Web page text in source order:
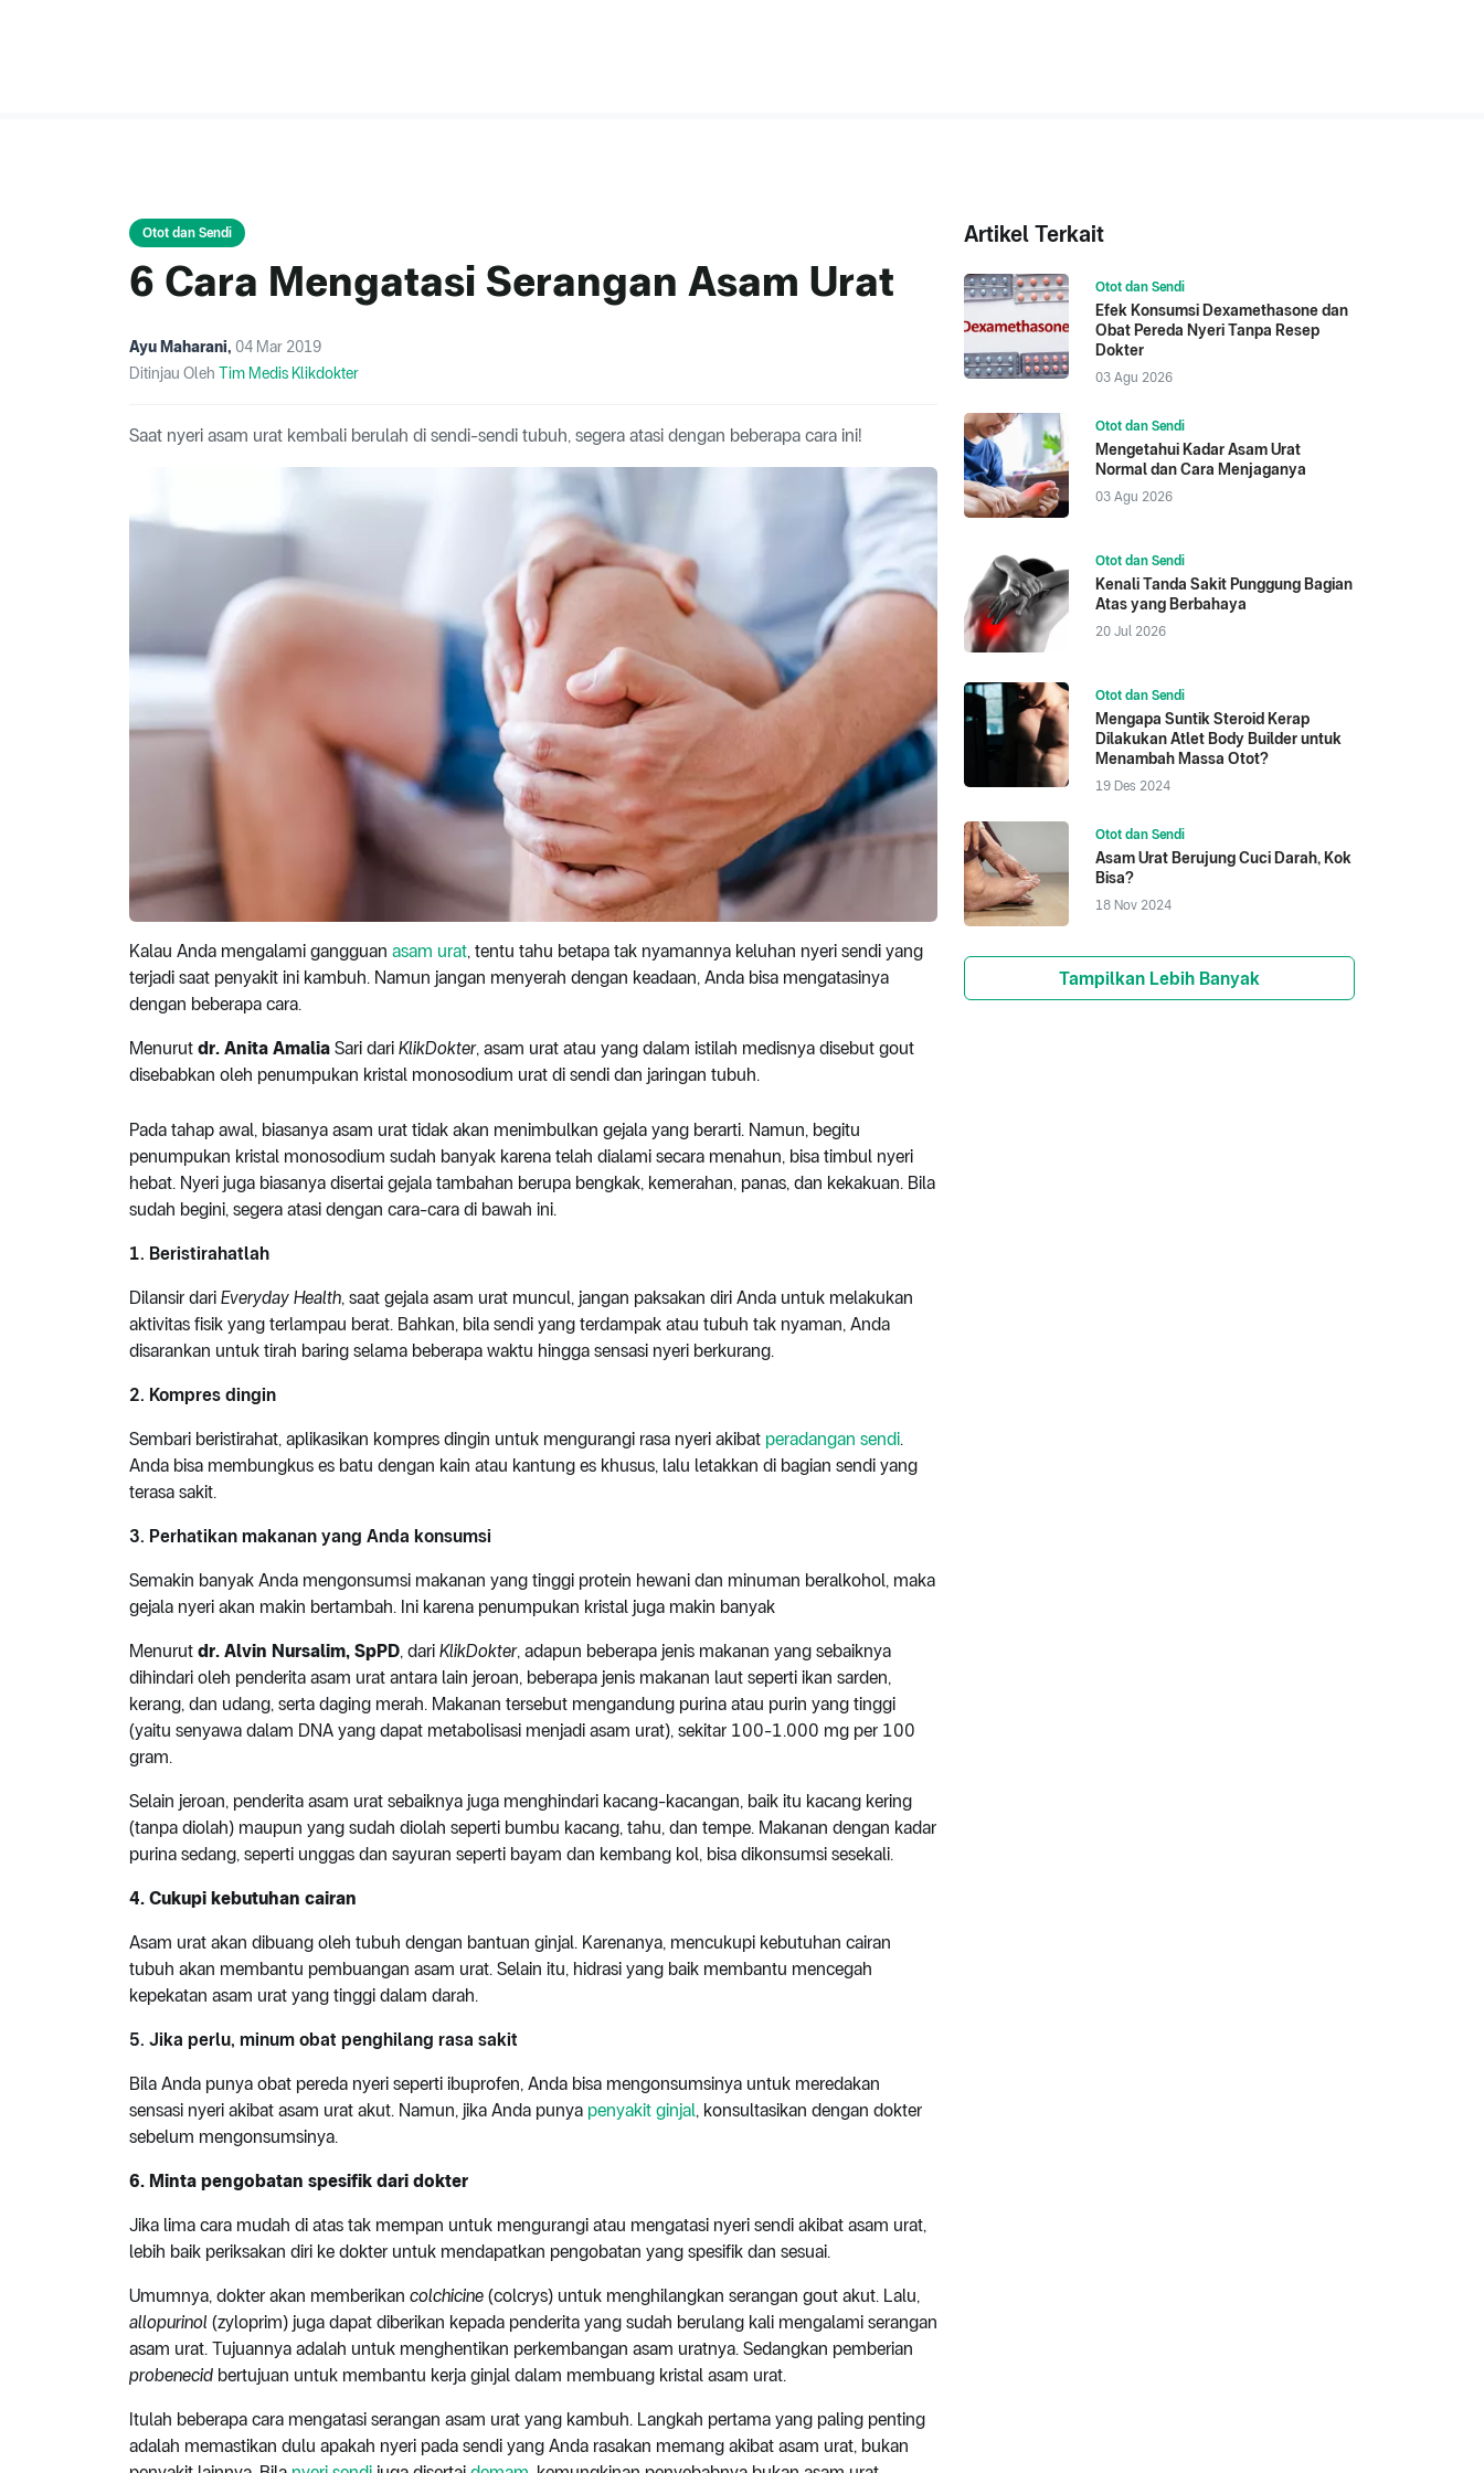
Otot dan Sendi
6 Cara Mengatasi Serangan Asam Urat
Ayu Maharani, 04 Mar 2019
Ditinjau Oleh Tim Medis Klikdokter
Saat nyeri asam urat kembali berulah di sendi-sendi tubuh, segera atasi dengan beberapa cara ini!
Kalau Anda mengalami gangguan asam urat, tentu tahu betapa tak nyamannya keluhan nyeri sendi yang
terjadi saat penyakit ini kambuh. Namun jangan menyerah dengan keadaan, Anda bisa mengatasinya
dengan beberapa cara.
Menurut dr. Anita Amalia Sari dari KlikDokter, asam urat atau yang dalam istilah medisnya disebut gout
disebabkan oleh penumpukan kristal monosodium urat di sendi dan jaringan tubuh.
Pada tahap awal, biasanya asam urat tidak akan menimbulkan gejala yang berarti. Namun, begitu
penumpukan kristal monosodium sudah banyak karena telah dialami secara menahun, bisa timbul nyeri
hebat. Nyeri juga biasanya disertai gejala tambahan berupa bengkak, kemerahan, panas, dan kekakuan. Bila
sudah begini, segera atasi dengan cara-cara di bawah ini.
1. Beristirahatlah
Dilansir dari Everyday Health, saat gejala asam urat muncul, jangan paksakan diri Anda untuk melakukan
aktivitas fisik yang terlampau berat. Bahkan, bila sendi yang terdampak atau tubuh tak nyaman, Anda
disarankan untuk tirah baring selama beberapa waktu hingga sensasi nyeri berkurang.
2. Kompres dingin
Sembari beristirahat, aplikasikan kompres dingin untuk mengurangi rasa nyeri akibat peradangan sendi.
Anda bisa membungkus es batu dengan kain atau kantung es khusus, lalu letakkan di bagian sendi yang
terasa sakit.
3. Perhatikan makanan yang Anda konsumsi
Semakin banyak Anda mengonsumsi makanan yang tinggi protein hewani dan minuman beralkohol, maka
gejala nyeri akan makin bertambah. Ini karena penumpukan kristal juga makin banyak
Menurut dr. Alvin Nursalim, SpPD, dari KlikDokter, adapun beberapa jenis makanan yang sebaiknya
dihindari oleh penderita asam urat antara lain jeroan, beberapa jenis makanan laut seperti ikan sarden,
kerang, dan udang, serta daging merah. Makanan tersebut mengandung purina atau purin yang tinggi
(yaitu senyawa dalam DNA yang dapat metabolisasi menjadi asam urat), sekitar 100-1.000 mg per 100
gram.
Selain jeroan, penderita asam urat sebaiknya juga menghindari kacang-kacangan, baik itu kacang kering
(tanpa diolah) maupun yang sudah diolah seperti bumbu kacang, tahu, dan tempe. Makanan dengan kadar
purina sedang, seperti unggas dan sayuran seperti bayam dan kembang kol, bisa dikonsumsi sesekali.
4. Cukupi kebutuhan cairan
Asam urat akan dibuang oleh tubuh dengan bantuan ginjal. Karenanya, mencukupi kebutuhan cairan
tubuh akan membantu pembuangan asam urat. Selain itu, hidrasi yang baik membantu mencegah
kepekatan asam urat yang tinggi dalam darah.
5. Jika perlu, minum obat penghilang rasa sakit
Bila Anda punya obat pereda nyeri seperti ibuprofen, Anda bisa mengonsumsinya untuk meredakan
sensasi nyeri akibat asam urat akut. Namun, jika Anda punya penyakit ginjal, konsultasikan dengan dokter
sebelum mengonsumsinya.
6. Minta pengobatan spesifik dari dokter
Jika lima cara mudah di atas tak mempan untuk mengurangi atau mengatasi nyeri sendi akibat asam urat,
lebih baik periksakan diri ke dokter untuk mendapatkan pengobatan yang spesifik dan sesuai.
Umumnya, dokter akan memberikan colchicine (colcrys) untuk menghilangkan serangan gout akut. Lalu,
allopurinol (zyloprim) juga dapat diberikan kepada penderita yang sudah berulang kali mengalami serangan
asam urat. Tujuannya adalah untuk menghentikan perkembangan asam uratnya. Sedangkan pemberian
probenecid bertujuan untuk membantu kerja ginjal dalam membuang kristal asam urat.
Itulah beberapa cara mengatasi serangan asam urat yang kambuh. Langkah pertama yang paling penting
adalah memastikan dulu apakah nyeri pada sendi yang Anda rasakan memang akibat asam urat, bukan
Artikel Terkait
Otot dan Sendi
Efek Konsumsi Dexamethasone dan
Obat Pereda Nyeri Tanpa Resep
Dokter
03 Agu 2026
Otot dan Sendi
Mengetahui Kadar Asam Urat
Normal dan Cara Menjaganya
03 Agu 2026
Otot dan Sendi
Kenali Tanda Sakit Punggung Bagian
Atas yang Berbahaya
20 Jul 2026
Otot dan Sendi
Mengapa Suntik Steroid Kerap
Dilakukan Atlet Body Builder untuk
Menambah Massa Otot?
19 Des 2024
Otot dan Sendi
Asam Urat Berujung Cuci Darah, Kok
Bisa?
18 Nov 2024
Tampilkan Lebih Banyak